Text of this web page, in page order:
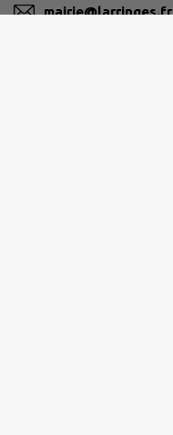
mairie@larringes.fr